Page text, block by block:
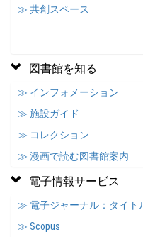
≫ 共創スペース
図書館を知る
≫ インフォメーション
≫ 施設ガイド
≫ コレクション
≫ 漫画で読む図書館案内
電子情報サービス
≫ 電子ジャーナル：タイト
≫ Scopus